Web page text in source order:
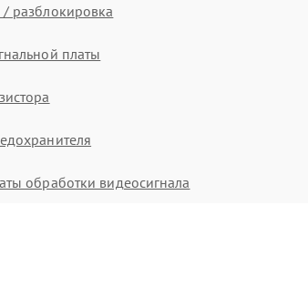
разблокировка
платы
обработки видеосигнала